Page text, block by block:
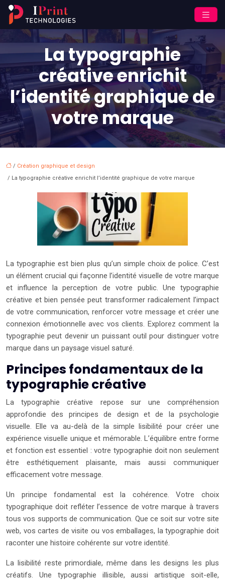
La typographie
créative enrichit
l’identité graphique de
votre marque
/ Création graphique et design
/ La typographie créative enrichit l’identité graphique de votre marque
La typographie est bien plus qu’un simple choix de police. C’est
un élément crucial qui façonne l’identité visuelle de votre marque
et influence la perception de votre public. Une typographie
créative et bien pensée peut transformer radicalement l’impact
de votre communication, renforcer votre message et créer une
connexion émotionnelle avec vos clients. Explorez comment la
typographie peut devenir un puissant outil pour distinguer votre
marque dans un paysage visuel saturé.
Principes fondamentaux de la
typographie créative
La typographie créative repose sur une compréhension
approfondie des principes de design et de la psychologie
visuelle. Elle va au-delà de la simple lisibilité pour créer une
expérience visuelle unique et mémorable. L’équilibre entre forme
et fonction est essentiel : votre typographie doit non seulement
être esthétiquement plaisante, mais aussi communiquer
efficacement votre message.
Un principe fondamental est la cohérence. Votre choix
typographique doit refléter l’essence de votre marque à travers
tous vos supports de communication. Que ce soit sur votre site
web, vos cartes de visite ou vos emballages, la typographie doit
raconter une histoire cohérente sur votre identité.
La lisibilité reste primordiale, même dans les designs les plus
créatifs. Une typographie illisible, aussi artistique soit-elle,